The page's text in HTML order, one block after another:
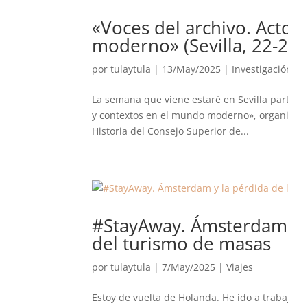
«Voces del archivo.
moderno» (Sevilla, 22-
portulaytula | 13/May/2025 |
La semana que viene estaré en Sevilla
y contextos en el mundo moderno»,
Historia del Consejo Superior de...
#StayAway.
del turismo de masas
portulaytula |7/May/2025 |Viajes
Estoy de vuelta de Holanda. He ido a